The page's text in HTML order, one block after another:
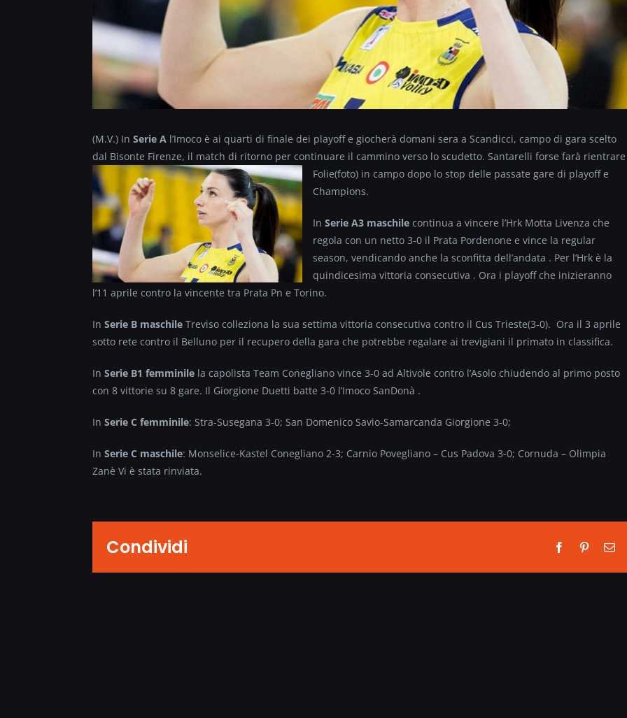
(M.V.) In Serie A l’Imoco è ai quarti di finale dei playoff e giocherà domani sera a Scandicci, campo di gara scelto
dal Bisonte Firenze, il match di ritorno per continuare il cammino verso lo scudetto. Santarelli forse farà rientrare
Folie(foto) in campo dopo lo stop delle passate gare di playoff e
Champions.
In Serie A3 maschile continua a vincere l’Hrk Motta Livenza che
regola con un netto 3-0 il Prata Pordenone e vince la regular
season, vendicando anche la sconfitta dell’andata . Per l’Hrk è la
quindicesima vittoria consecutiva . Ora i playoff che inizieranno
l’11 aprile contro la vincente tra Prata Pn e Torino.
In Serie B maschile Treviso colleziona la sua settima vittoria consecutiva contro il Cus Trieste(3-0). Ora il 3 aprile
sotto rete contro il Belluno per il recupero della gara che potrebbe regalare ai trevigiani il primato in classifica.
In Serie B1 femminile la capolista Team Conegliano vince 3-0 ad Altivole contro l’Asolo chiudendo al primo posto
con 8 vittorie su 8 gare. Il Giorgione Duetti batte 3-0 l’Imoco SanDonà .
In Serie C femminile: Stra-Susegana 3-0; San Domenico Savio-Samarcanda Giorgione 3-0;
In Serie C maschile: Monselice-Kastel Conegliano 2-3; Carnio Povegliano – Cus Padova 3-0; Cornuda – Olimpia
Zanè Vi è stata rinviata.
Condividi Facebook
Pinterest